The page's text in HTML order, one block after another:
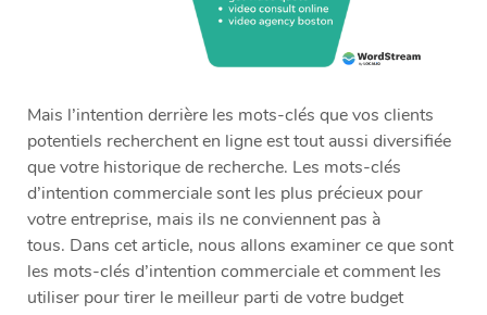
Mais l’intention derrière les mots-clés que vos clients
potentiels recherchent en ligne est tout aussi diversifiée
que votre historique de recherche. Les mots-clés
d’intention commerciale sont les plus précieux pour
votre entreprise, mais ils ne conviennent pas à
tous. Dans cet article, nous allons examiner ce que sont
les mots-clés d’intention commerciale et comment les
utiliser pour tirer le meilleur parti de votre budget